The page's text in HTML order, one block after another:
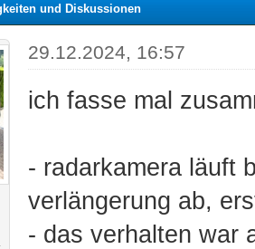
und Diskussionen
29.12.2024, 16:57
ich fasse mal
- radarkamera läuft
verlängerung ab,
- das verhalten war